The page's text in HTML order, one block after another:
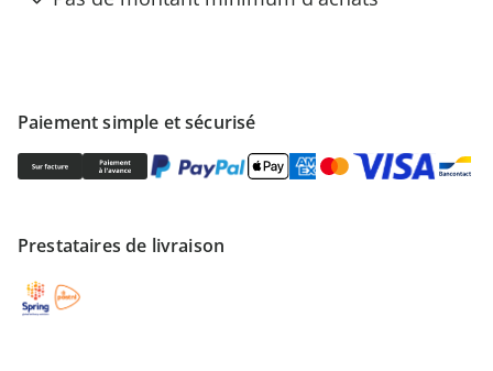
Paiement simple et sécurisé
Prestataires de livraison